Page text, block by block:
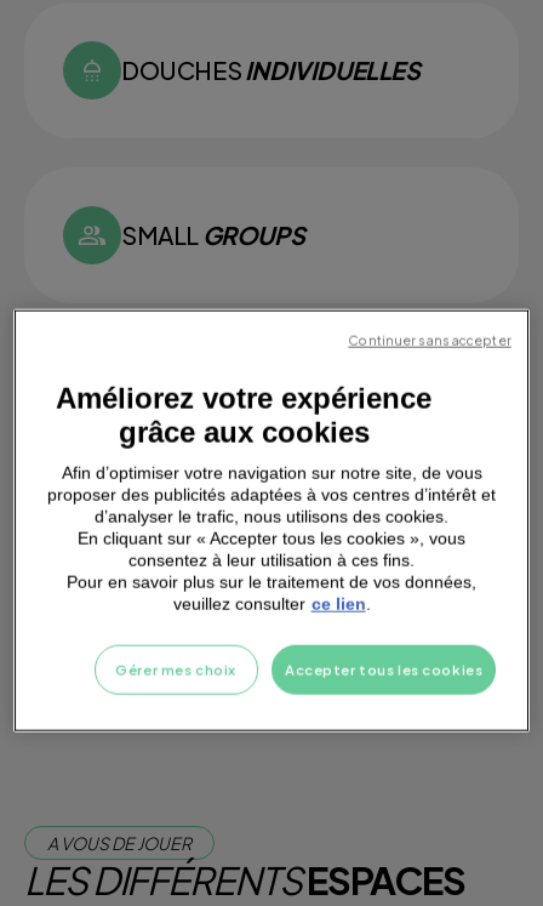
DOUCHESINDIVIDUELLES
SMALL GROUPS
PARKINGA PROXIMITÉ
FONTAINE A EAU
Je m'abonne dès maintenant
Je teste la salle
A VOUS DE JOUER
LES DIFFÉRENTSESPACES
Améliorez votre expérience
grâce aux cookies
Afin d’optimiser votre navigation sur notre site, de vous
proposer des publicités adaptées à vos centres d’intérêt et
d’analyser le trafic, nous utilisons des cookies.
En cliquant sur « Accepter tous les cookies », vous
consentez à leur utilisation à ces fins.
Pour en savoir plus sur le traitement de vos données,
veuillez consulter ce lien.
Accepter tous les cookies
Gérer mes choix
Continuer sans accepter